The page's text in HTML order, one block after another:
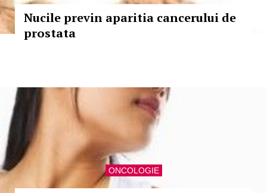
Nucile previn aparitia cancerului de
prostata
ONCOLOGIE